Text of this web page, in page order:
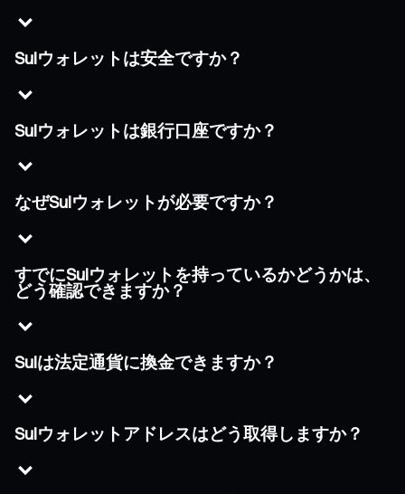
Suiウォレットは安全ですか？
Suiウォレットは銀行口座ですか？
なぜSuiウォレットが必要ですか？
すでにSuiウォレットを持っているかどうかは、
どう確認できますか？
Suiは法定通貨に換金できますか？
Suiウォレットアドレスはどう取得しますか？